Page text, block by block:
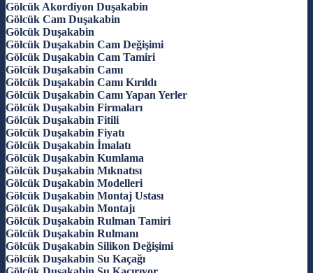
Gölcük Akordiyon Duşakabin
Gölcük Cam Duşakabin
Gölcük Duşakabin
Gölcük Duşakabin Cam Değişimi
Gölcük Duşakabin Cam Tamiri
Gölcük Duşakabin Camı
Gölcük Duşakabin Camı Kırıldı
Gölcük Duşakabin Camı Yapan Yerler
Gölcük Duşakabin Firmaları
Gölcük Duşakabin Fitili
Gölcük Duşakabin Fiyatı
Gölcük Duşakabin İmalatı
Gölcük Duşakabin Kumlama
Gölcük Duşakabin Mıknatısı
Gölcük Duşakabin Modelleri
Gölcük Duşakabin Montaj Ustası
Gölcük Duşakabin Montajı
Gölcük Duşakabin Rulman Tamiri
Gölcük Duşakabin Rulmanı
Gölcük Duşakabin Silikon Değişimi
Gölcük Duşakabin Su Kaçağı